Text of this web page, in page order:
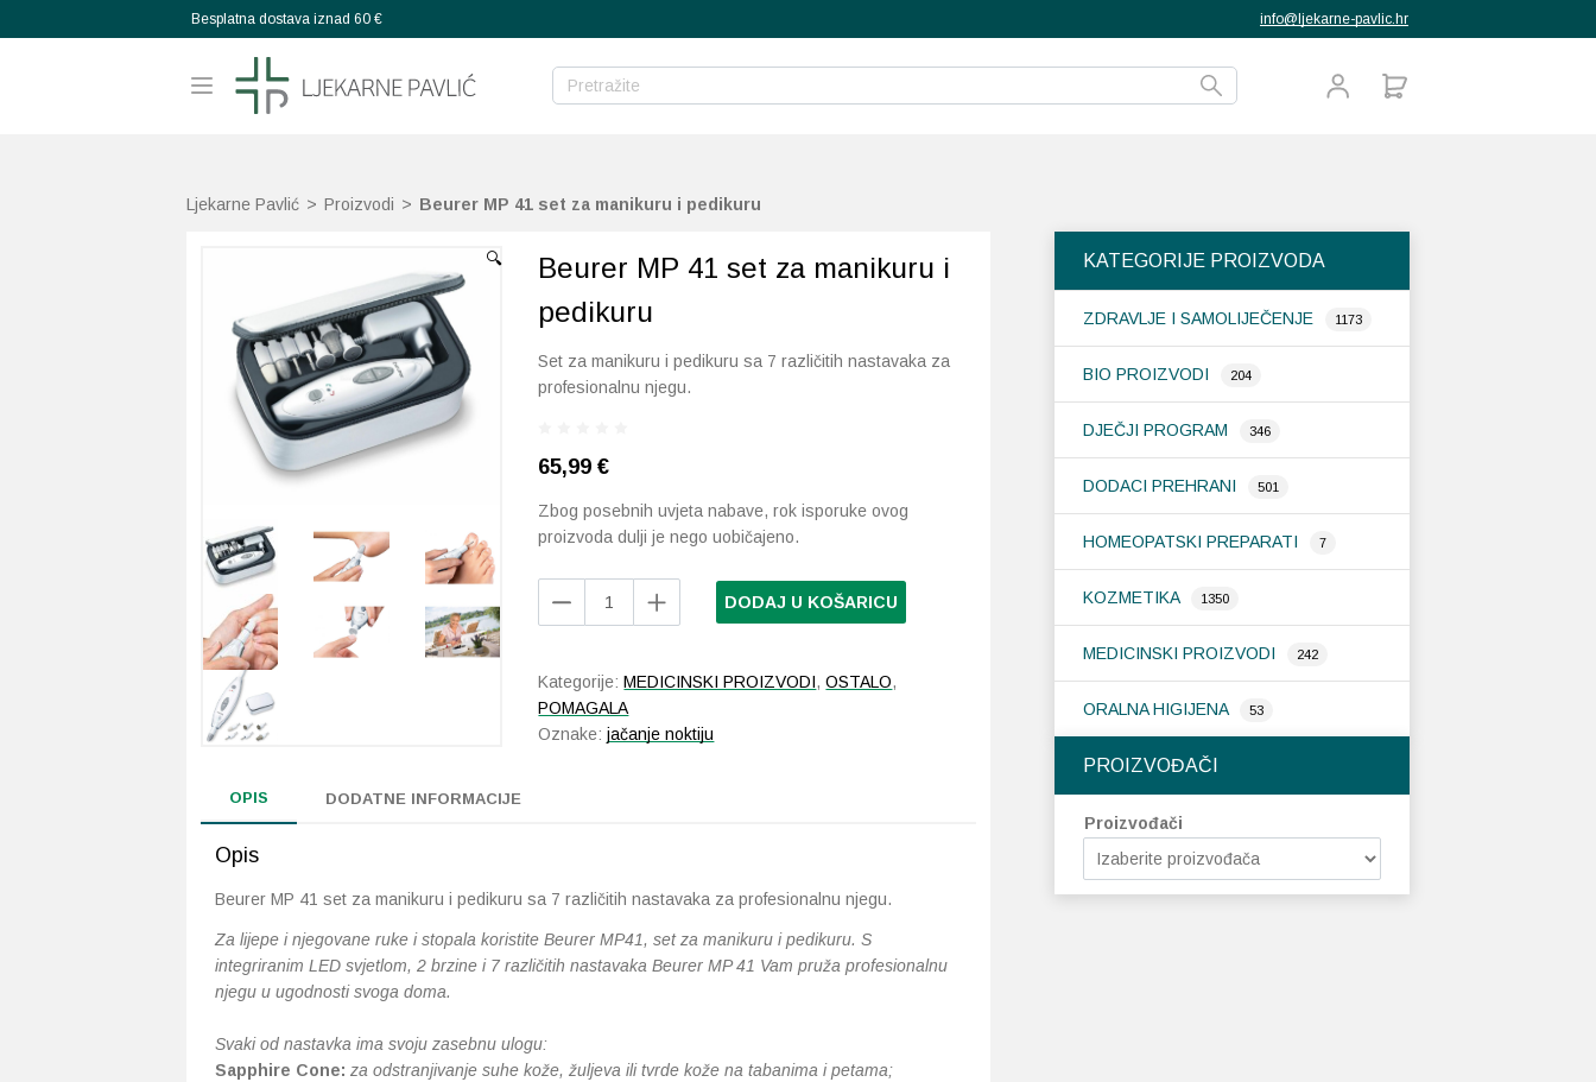
Besplatna dostava iznad 60 € info@ljekarne-pavlic.hr
Ljekarne Pavlić > Proizvodi > Beurer MP 41 set za manikuru i pedikuru
KATEGORIJE PROIZVODA
ZDRAVLJE I SAMOLIJEČENJE 1173
BIO PROIZVODI 204
DJEČJI PROGRAM 346
DODACI PREHRANI 501
HOMEOPATSKI PREPARATI 7
KOZMETIKA 1350
MEDICINSKI PROIZVODI 242
ORALNA HIGIJENA 53
PROIZVOĐAČI
Proizvođači
🔍
Beurer MP 41 set za manikuru i
pedikuru
Set za manikuru i pedikuru sa 7 različitih nastavaka za
profesionalnu njegu.
65,99€
Zbog posebnih uvjeta nabave, rok isporuke ovog
proizvoda dulji je nego uobičajeno.
manikuru
DODAJ U KOŠARICU
Kategorije:MEDICINSKI PROIZVODI,OSTALO,
POMAGALA
Oznake:jačanje noktiju
OPIS DODATNE INFORMACIJE
Opis
Beurer MP 41 set za manikuru i pedikuru sa 7 različitih nastavaka za profesionalnu njegu.
Za lijepe i njegovane ruke i stopala koristite Beurer MP41, set za manikuru i pedikuru. S
integriranim LED svjetlom, 2 brzine i 7 različitih nastavaka Beurer MP 41 Vam pruža profesionalnu
njegu u ugodnosti svoga doma.
Svaki od nastavka ima svoju zasebnu ulogu:
Sapphire Cone: za odstranjivanje suhe kože, žuljeva ili tvrde kože na tabanima i petama;